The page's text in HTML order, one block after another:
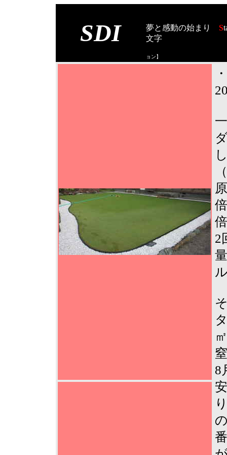
SDI 夢と感動の始まり S
文字
ョン】
2
8